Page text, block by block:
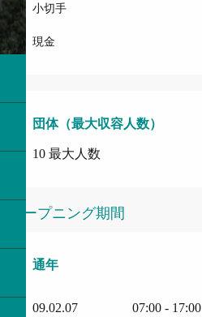
小切手
現金
団体（最大収容人数）
団体（最大収容人数）
10 最大人数
オープニング期間
通年
通年
09.02.07 07:00 - 17:00